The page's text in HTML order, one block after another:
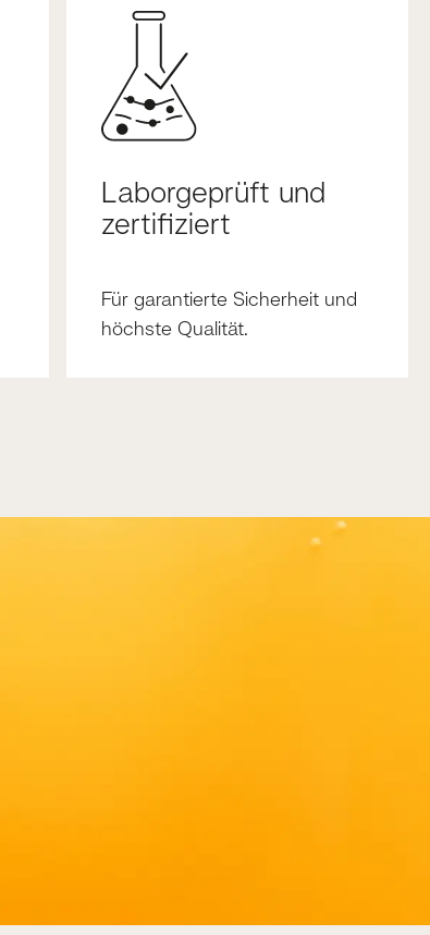
Laborgeprüft und
zertifiziert
Für garantierte Sicherheit und
höchste Qualität.